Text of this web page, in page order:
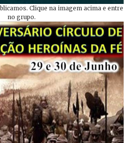
Clique na imagem acima e entre
no grupo.